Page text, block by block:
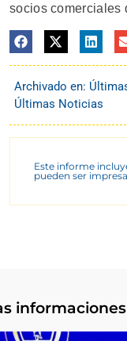
socios comerciales
Archivado en:
Últimas Noticias
Este informe
pueden ser
informaciones